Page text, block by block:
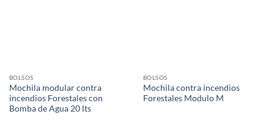
BOLSOS
Mochila modular contra
incendios Forestales con
Bomba de Agua 20 lts
BOLSOS
Mochila contra incendios
Forestales Modulo M